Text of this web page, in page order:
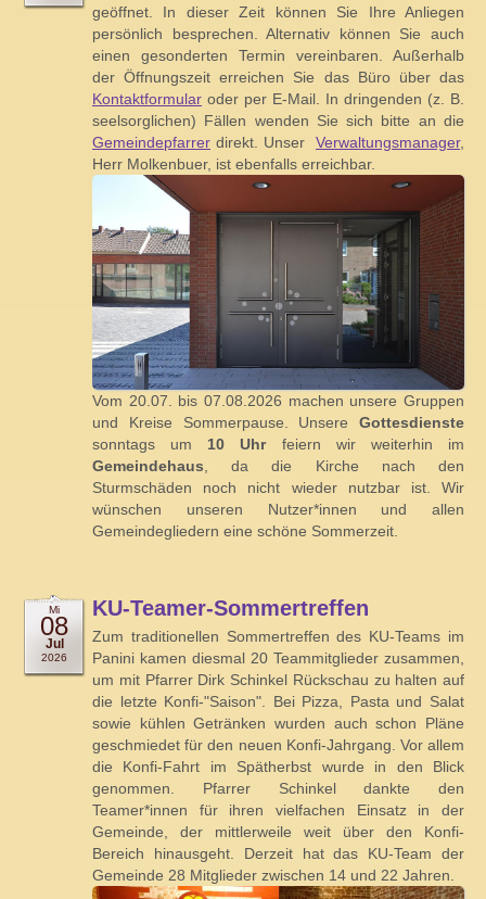
geöffnet. In dieser Zeit können Sie Ihre Anliegen
persönlich besprechen. Alternativ können Sie auch
einen gesonderten Termin vereinbaren. Außerhalb
der Öffnungszeit erreichen Sie das Büro über das
Kontaktformular oder per E-Mail. In dringenden (z. B.
seelsorglichen) Fällen wenden Sie sich bitte an die
Gemeindepfarrer direkt. Unser Verwaltungsmanager,
Herr Molkenbuer, ist ebenfalls erreichbar.
Vom 20.07. bis 07.08.2026 machen unsere Gruppen
und Kreise Sommerpause. Unsere Gottesdienste
sonntags um 10 Uhrfeiern wir weiterhin im
Gemeindehaus , da die Kirche nach den
Sturmschäden noch nicht wieder nutzbar ist. Wir
wünschen unseren Nutzer*innen und allen
Gemeindegliedern eine schöne Sommerzeit.
Mi
08
Jul
2026
KU-Teamer-Sommertreffen
Zum traditionellen Sommertreffen des KU-Teams im
Panini kamen diesmal 20 Teammitglieder zusammen,
um mit Pfarrer Dirk Schinkel Rückschau zu halten auf
die letzte Konfi-"Saison". Bei Pizza, Pasta und Salat
sowie kühlen Getränken wurden auch schon Pläne
geschmiedet für den neuen Konfi-Jahrgang. Vor allem
die Konfi-Fahrt im Spätherbst wurde in den Blick
genommen. Pfarrer Schinkel dankte den
Teamer*innen für ihren vielfachen Einsatz in der
Gemeinde, der mittlerweile weit über den Konfi-
Bereich hinausgeht. Derzeit hat das KU-Team der
Gemeinde 28 Mitglieder zwischen 14 und 22 Jahren.